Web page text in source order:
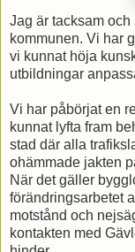
Jag är tacksam
kommunen. Vi har
vi kunnat höja
utbildningar
Vi har påbörjat en
kunnat lyfta fram
stad där alla
ohämmade jakten
När det gäller
förändringsarbetet
motstånd och
kontakten med